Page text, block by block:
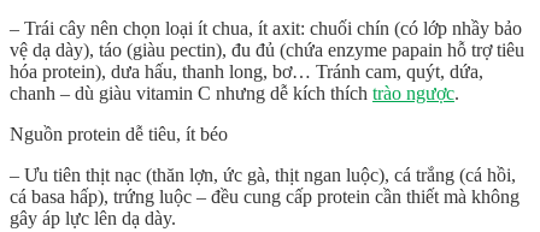
– Trái cây nên chọn loại ít chua, ít axit: chuối chín (có lớp nhầy bảo
vệ dạ dày), táo (giàu pectin), đu đủ (chứa enzyme papain hỗ trợ tiêu
hóa protein), dưa hấu, thanh long, bơ… Tránh cam, quýt, dứa,
chanh – dù giàu vitamin C nhưng dễ kích thích trào ngược.
Nguồn protein dễ tiêu, ít béo
– Ưu tiên thịt nạc (thăn lợn, ức gà, thịt ngan luộc), cá trắng (cá hồi,
cá basa hấp), trứng luộc – đều cung cấp protein cần thiết mà không
gây áp lực lên dạ dày.